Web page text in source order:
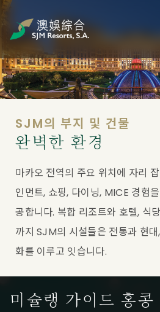
SJM의 부지 및 건물
완벽한 환경
마카오 전역의 주요 위치에 자리
인먼트, 쇼핑, 다이닝, MICE 경험
공합니다. 복합 리조트와 호텔, 식
까지 SJM의 시설들은 전통과 현
화를 이루고 잇습니다.
미슐랭 가이드 홍콩